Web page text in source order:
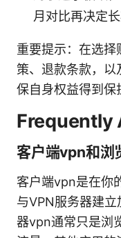
月对比再决定
重要提示：在选
策、退款条款，以
保自身权益得到保
Frequently
客户端vpn和浏
客户端vpn是在你
与VPN服务器建
器vpn通常只是浏